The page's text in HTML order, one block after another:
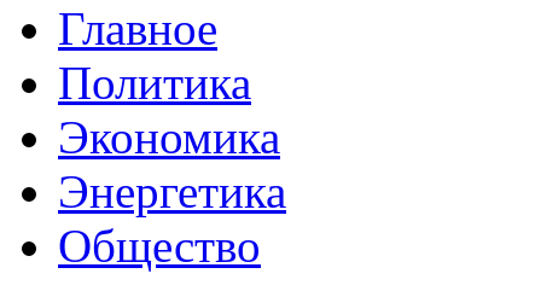
Главное
Политика
Экономика
Энергетика
Общество